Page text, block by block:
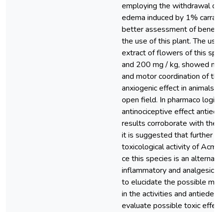
employing the withdrawal
edema induced by 1%
better assessment of
the use of this plant. The
extract of flowers of this
and 200 mg / kg, showed
and motor coordination of
anxiogenic effect in animals
open field. In pharmaco
antinociceptive effect
results corroborate with the
it is suggested that further
toxicological activity of
ce this species is an
inflammatory and
to elucidate the possible
in the activities and
evaluate possible toxic